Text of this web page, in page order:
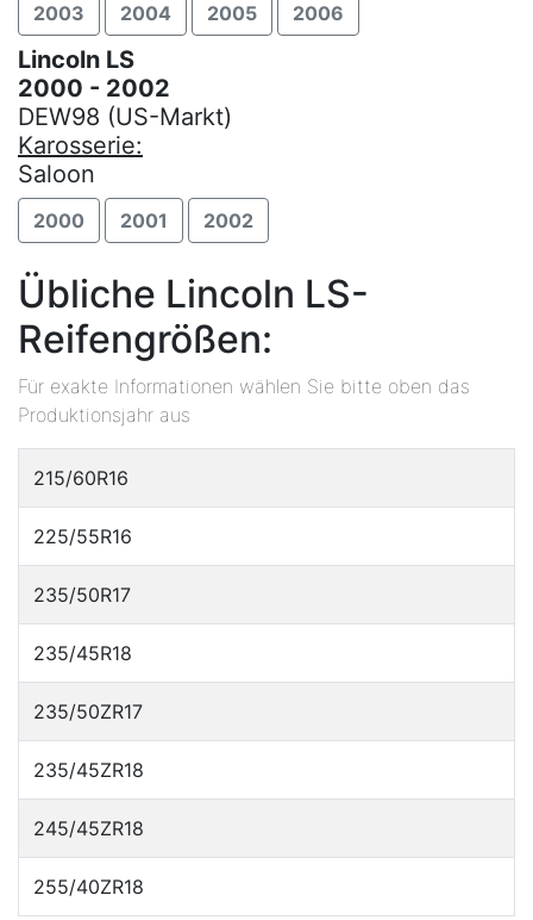
2003 2004 2005 2006
Lincoln LS
2000 - 2002
DEW98 (US-Markt)
Karosserie:
Saloon
2000 2001 2002
Übliche Lincoln LS-
Reifengrößen:
Für exakte Informationen wählen Sie bitte oben das
Produktionsjahr aus
215/60R16
225/55R16
235/50R17
235/45R18
235/50ZR17
235/45ZR18
245/45ZR18
255/40ZR18